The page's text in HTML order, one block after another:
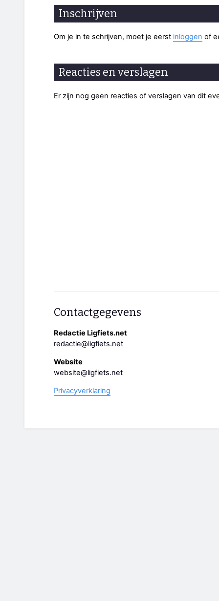
Inschrijven
Om je in te schrijven, moet je eerst inloggen of
Reacties en verslagen
Er zijn nog geen reacties of verslagen van dit
Contactgegevens
Redactie Ligfiets.net
redactie@ligfiets.net
Website
website@ligfiets.net
Privacyverklaring